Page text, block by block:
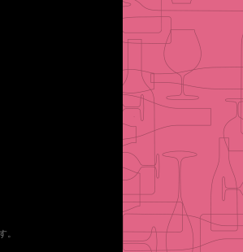
。